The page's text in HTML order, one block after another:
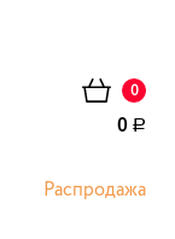
0
0 Р
Распродажа